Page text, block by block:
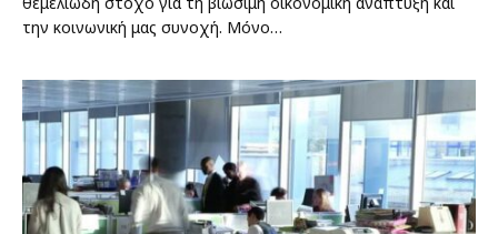
την κοινωνική μας συνοχή. Μόνο…